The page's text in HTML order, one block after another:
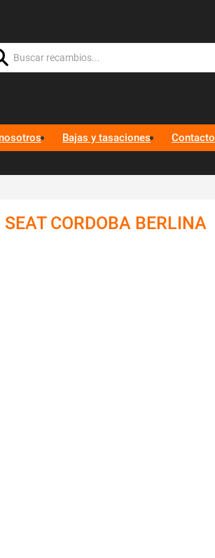
Bajas y tasaciones Contacto
CORDOBA BERLINA